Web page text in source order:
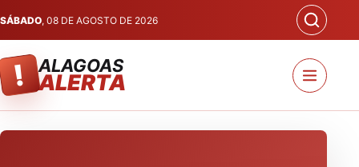
SÁBADO, 08 DE AGOSTO DE 2026
! ALAGOAS
ALERTA